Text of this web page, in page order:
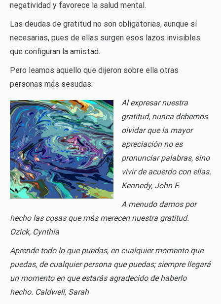
negatividad y favorece la salud mental.
Las deudas de gratitud no son obligatorias, aunque sí
necesarias, pues de ellas surgen esos lazos invisibles
que configuran la amistad.
Pero leamos aquello que dijeron sobre ella otras
personas más sesudas:
Al expresar nuestra
gratitud, nunca debemos
olvidar que la mayor
apreciación no es
pronunciar palabras, sino
vivir de acuerdo con ellas.
Kennedy, John F.
A menudo damos por
hecho las cosas que más merecen nuestra gratitud.
Ozick, Cynthia
Aprende todo lo que puedas, en cualquier momento que
puedas, de cualquier persona que puedas; siempre llegará
un momento en que estarás agradecido de haberlo
hecho. Caldwell, Sarah